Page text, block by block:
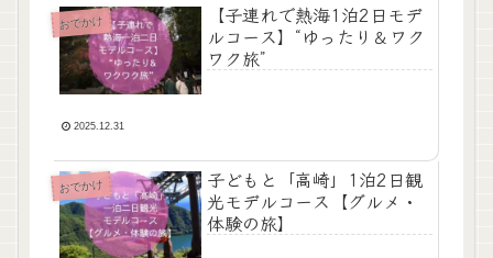
おでかけ
【子連れで熱海1泊2日モデ
ルコース】“ゆったり＆ワク
ワク旅”
2025.12.31
おでかけ
子どもと「高崎」1泊2日観
光モデルコース【グルメ・
体験の旅】